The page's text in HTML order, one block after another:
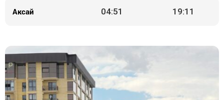
Аксай 04:51 19:11